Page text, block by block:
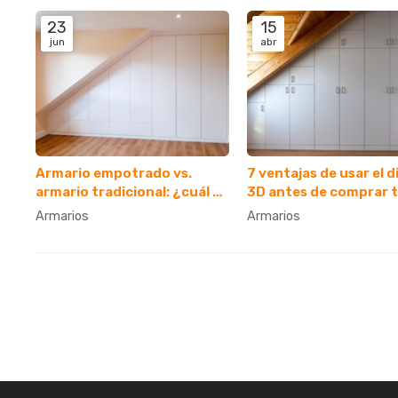
23
jun
Armario empotrado vs.
armario tradicional: ¿cuál es
el ideal para mí?
Armarios
15
abr
7 ventajas de usar el
3D antes de comprar
armario
Armarios